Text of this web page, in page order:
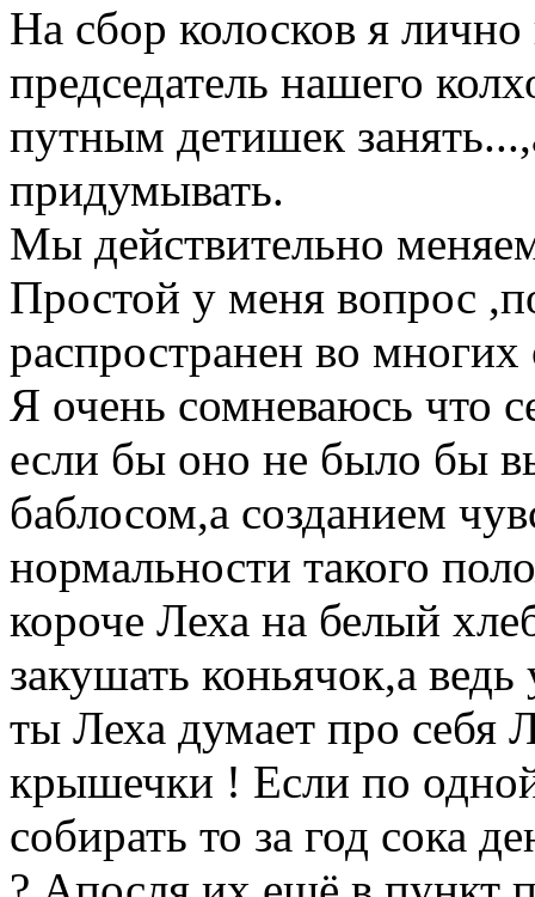
На сбор колосков я
председатель нашего
путным детишек
придумывать.
Мы действительно
Простой у меня вопрос
распространен во многих
Я очень сомневаюсь что
если бы оно не было бы
баблосом,а созданием
нормальности такого
короче Леха на белый
закушать коньячок,а
ты Леха думает про себя
крышечки ! Если по
собирать то за год сока